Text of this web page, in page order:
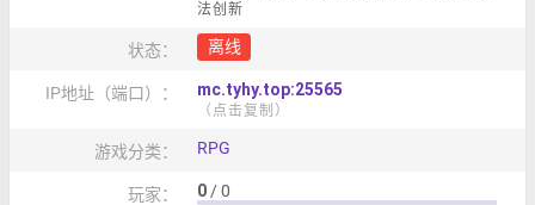
法创新
状态： 离线
IP地址（端口）： mc.tyhy.top:25565
（点击复制）
游戏分类： RPG
玩家： 0 / 0